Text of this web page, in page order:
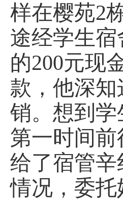
样在樱苑2
途经学生
的200元现
款，他深
销。想到
第一时间
给了宿管辛
情况，委